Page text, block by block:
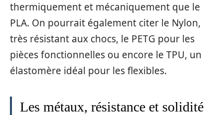
thermiquement et mécaniquement que le
PLA. On pourrait également citer le Nylon,
très résistant aux chocs, le PETG pour les
pièces fonctionnelles ou encore le TPU, un
élastomère idéal pour les flexibles.
Les métaux, résistance et solidité